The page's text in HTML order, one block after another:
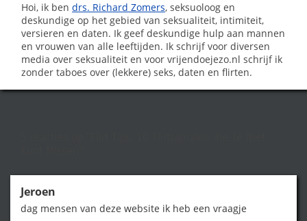
Hoi, ik ben drs. Richard Zomers, seksuoloog en
deskundige op het gebied van seksualiteit, intimiteit,
versieren en daten. Ik geef deskundige hulp aan mannen
en vrouwen van alle leeftijden. Ik schrijf voor diversen
media over seksualiteit en voor vrijendoejezo.nl schrijf ik
zonder taboes over (lekkere) seks, daten en flirten.
Jeroen
dag mensen van deze website ik heb een vraagje